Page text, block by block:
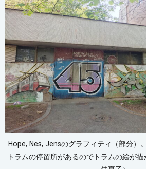
Hope, Nes, Jensのグラフィティ（部分）
トラムの停留所があるのでトラムの絵が